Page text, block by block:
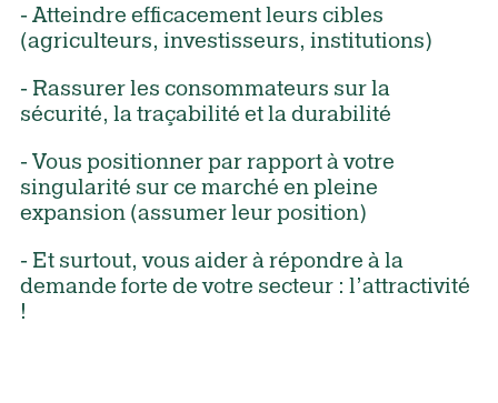
- Atteindre efficacement leurs cibles
(agriculteurs, investisseurs, institutions)
- Rassurer les consommateurs sur la
sécurité, la traçabilité et la durabilité
- Vous positionner par rapport à votre
singularité sur ce marché en pleine
expansion (assumer leur position)
- Et surtout, vous aider à répondre à la
demande forte de votre secteur : l’attractivité
!